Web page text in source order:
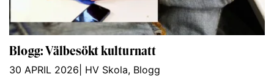
Blogg: Välbesökt kulturnatt
30 APRIL 2026 HV Skola, Blogg